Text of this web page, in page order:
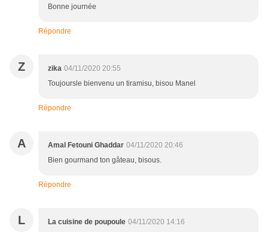
Bonne journée
Répondre
Z zika 04/11/2020 20:55
Toujoursle bienvenu un tiramisu, bisou Manel
Répondre
A Amal Fetouni Ghaddar 04/11/2020 20:46
Bien gourmand ton gâteau, bisous.
Répondre
L La cuisine de poupoule 04/11/2020 14:16